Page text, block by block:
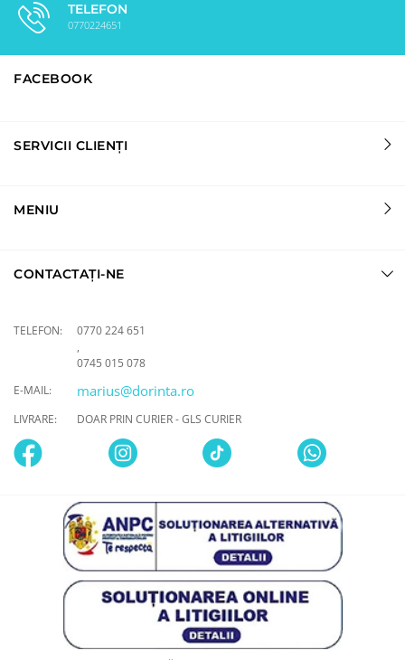
TELEFON
0770224651
FACEBOOK
SERVICII CLIENȚI
MENIU
CONTACTAȚI-NE
TELEFON:
0770 224 651
,
0745 015 078
E-MAIL:
marius@dorinta.ro
LIVRARE: DOAR PRIN CURIER - GLS CURIER